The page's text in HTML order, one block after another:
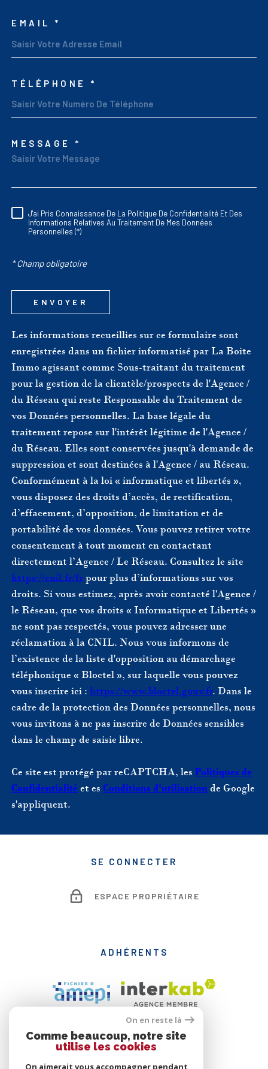
EMAIL *
TÉLÉPHONE *
MESSAGE *
RÈGLEMENTATION
J'ai Pris Connaissance De La Politique De Confidentialité Et Des
Informations Relatives Au Traitement De Mes Données
Personnelles (*)
* Champ obligatoire
ENVOYER
Les informations recueillies sur ce formulaire sont
enregistrées dans un fichier informatisé par La Boite
Immo agissant comme Sous-traitant du traitement
pour la gestion de la clientèle/prospects de l'Agence /
du Réseau qui reste Responsable du Traitement de
vos Données personnelles. La base légale du
traitement repose sur l'intérêt légitime de l'Agence /
du Réseau. Elles sont conservées jusqu'à demande de
suppression et sont destinées à l'Agence / au Réseau.
Conformément à la loi « informatique et libertés »,
vous disposez des droits d’accès, de rectification,
d’effacement, d’opposition, de limitation et de
portabilité de vos données. Vous pouvez retirer votre
consentement à tout moment en contactant
directement l’Agence / Le Réseau. Consultez le site
https://cnil.fr/frpour plus d’informations sur vos
droits. Si vous estimez, après avoir contacté l'Agence /
le Réseau, que vos droits « Informatique et Libertés »
ne sont pas respectés, vous pouvez adresser une
réclamation à la CNIL. Nous vous informons de
l’existence de la liste d'opposition au démarchage
téléphonique « Bloctel », sur laquelle vous pouvez
vous inscrire ici : https://www.bloctel.gouv.fr. Dans le
cadre de la protection des Données personnelles, nous
vous invitons à ne pas inscrire de Données sensibles
dans le champ de saisie libre.
Ce site est protégé par reCAPTCHA, les Politiques de
Confidentialitéet es Conditions d'utilisationde Google
s'appliquent.
SE CONNECTER
ESPACE PROPRIÉTAIRE
ADHÉRENTS
On en reste là
Comme beaucoup, notre site
utilise les cookies
On aimerait vous accompagner pendant